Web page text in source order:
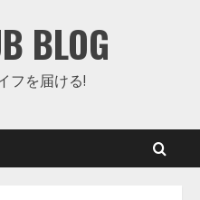
BLOG
フを届ける!